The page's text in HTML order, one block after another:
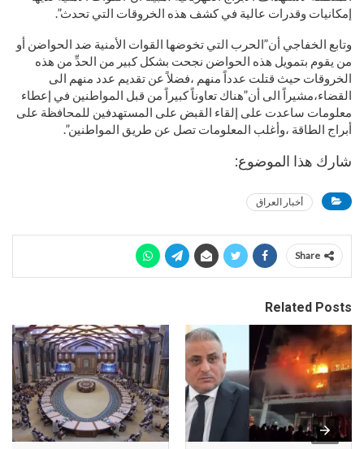
إمكانيات وقدرات عالية في كشف هذه الخروقات التي تحدث”.
وتابع الخفاجي أن”الحرب التي تخوضها القوات الأمنية ضد الحواضن أو
من يقوم بتمويل هذه الحواضن نجحت بشكل كبير من الحدِّ من هذه
الخروقات حيث قتلت عدداً منهم ،فضلاً عن تقديم عدد منهم الى
القضاء،مشيراً الى أن”هناك تعاوناً كبيراً من قبل المواطنين في إعطاء
معلومات ساعدت على إلقاء القبض على المستهدفين للمحافظة على
أبراج الطاقة ،وأغلب المعلومات تصل عن طريق المواطنين”.
شارك هذا الموضوع:
أخبار العراق
Share
Related Posts